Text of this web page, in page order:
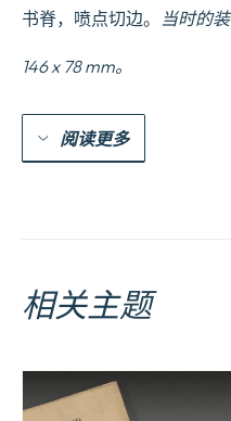
书脊，喷点切边。
当时的装
146 x 78 mm。
阅读更多
相关主题